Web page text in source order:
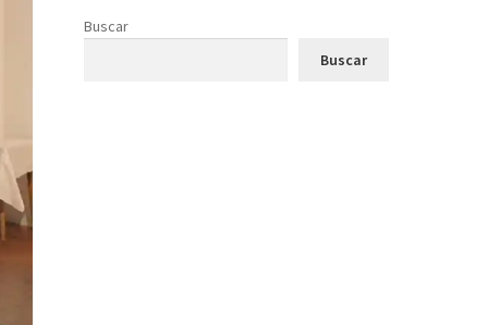
Buscar
Buscar